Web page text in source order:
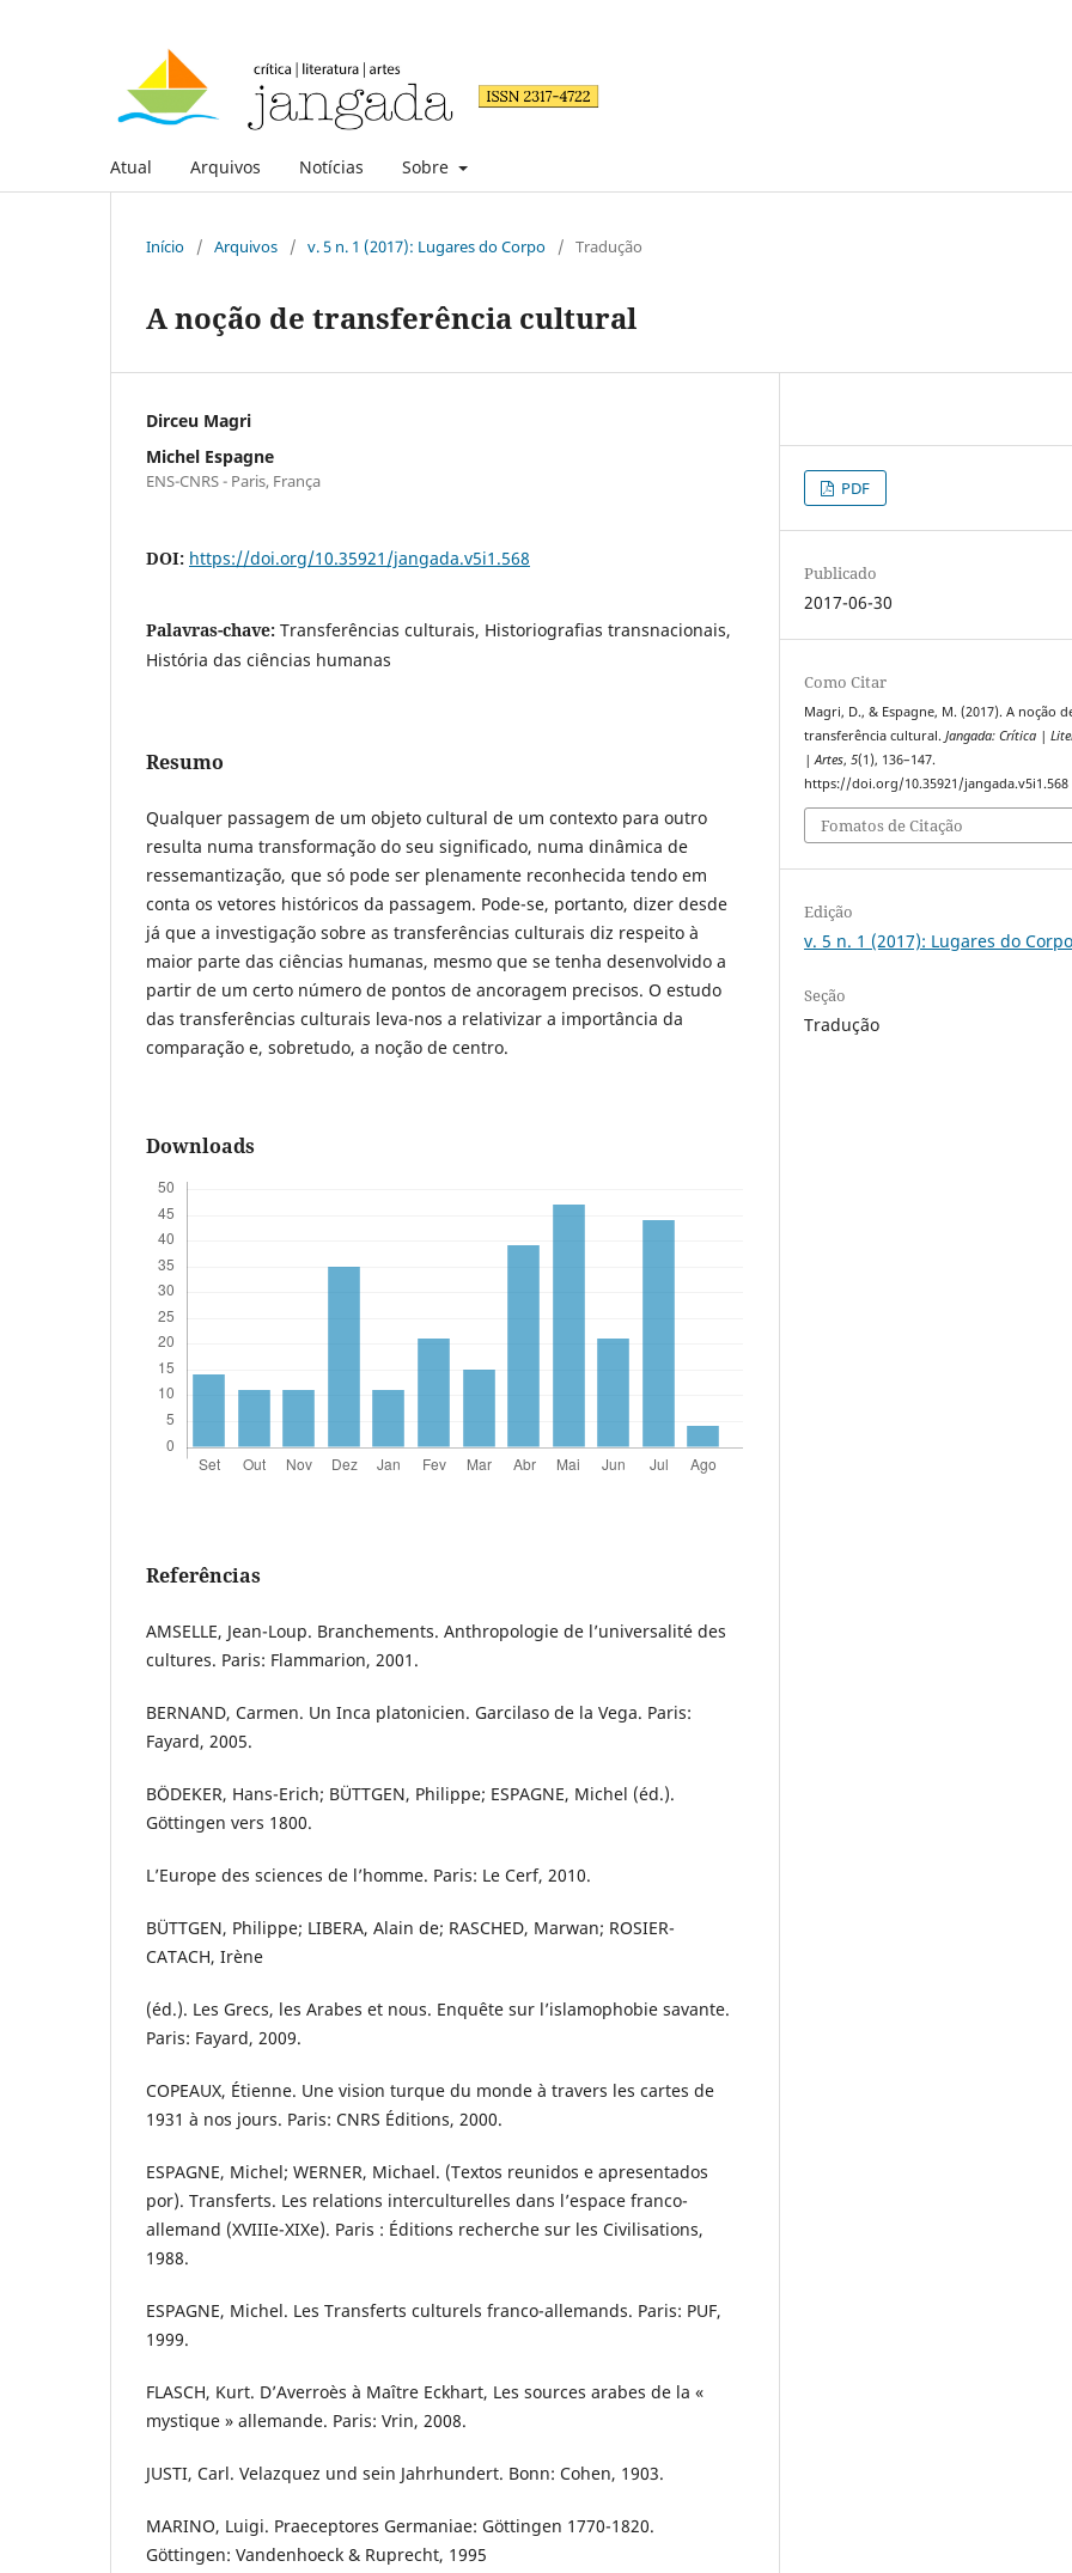
Atual Arquivos Notícias Sobre
Início / Arquivos / v. 5 n. 1 (2017): Lugares do Corpo / Tradução
A noção de transferência cultural
Dirceu Magri
Michel Espagne
ENS-CNRS - Paris, França
DOI: https://doi.org/10.35921/jangada.v5i1.568
Palavras-chave: Transferências culturais, Historiografias transnacionais,
História das ciências humanas
Resumo
Qualquer passagem de um objeto cultural de um contexto para outro
resulta numa transformação do seu significado, numa dinâmica de
ressemantização, que só pode ser plenamente reconhecida tendo em
conta os vetores históricos da passagem. Pode-se, portanto, dizer desde
já que a investigação sobre as transferências culturais diz respeito à
maior parte das ciências humanas, mesmo que se tenha desenvolvido a
partir de um certo número de pontos de ancoragem precisos. O estudo
das transferências culturais leva-nos a relativizar a importância da
comparação e, sobretudo, a noção de centro.
Downloads
Referências
AMSELLE, Jean-Loup. Branchements. Anthropologie de l’universalité des
cultures. Paris: Flammarion, 2001.
BERNAND, Carmen. Un Inca platonicien. Garcilaso de la Vega. Paris:
Fayard, 2005.
BÖDEKER, Hans-Erich; BÜTTGEN, Philippe; ESPAGNE, Michel (éd.).
Göttingen vers 1800.
L’Europe des sciences de l’homme. Paris: Le Cerf, 2010.
BÜTTGEN, Philippe; LIBERA, Alain de; RASCHED, Marwan; ROSIER-
CATACH, Irène
(éd.). Les Grecs, les Arabes et nous. Enquête sur l’islamophobie savante.
Paris: Fayard, 2009.
COPEAUX, Étienne. Une vision turque du monde à travers les cartes de
1931 à nos jours. Paris: CNRS Éditions, 2000.
ESPAGNE, Michel; WERNER, Michael. (Textos reunidos e apresentados
por). Transferts. Les relations interculturelles dans l’espace franco-
allemand (XVIIIe-XIXe). Paris : Éditions recherche sur les Civilisations,
1988.
ESPAGNE, Michel. Les Transferts culturels franco-allemands. Paris: PUF,
1999.
FLASCH, Kurt. D’Averroès à Maître Eckhart, Les sources arabes de la «
mystique » allemande. Paris: Vrin, 2008.
JUSTI, Carl. Velazquez und sein Jahrhundert. Bonn: Cohen, 1903.
MARINO, Luigi. Praeceptores Germaniae: Göttingen 1770-1820.
Göttingen: Vandenhoeck & Ruprecht, 1995
PDF
Publicado
2017-06-30
Como Citar
Magri, D., & Espagne, M. (2017). A noção
transferência cultural.Jangada: Crítica |
| Artes,5(1), 136–147.
https://doi.org/10.35921/jangada.v5i1.568
Fomatos de Citação
Edição
v. 5 n. 1 (2017): Lugares do Corpo
Seção
Tradução